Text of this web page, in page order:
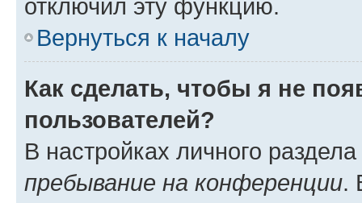
отключил эту функцию.
Вернуться к началу
Как сделать, чтобы я не
пользователей?
В настройках личного
пребывание на конференции.